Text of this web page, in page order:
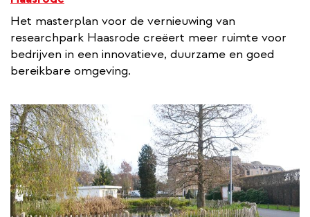
Het masterplan voor de vernieuwing van
researchpark Haasrode creëert meer ruimte voor
bedrijven in een innovatieve, duurzame en goed
bereikbare omgeving.